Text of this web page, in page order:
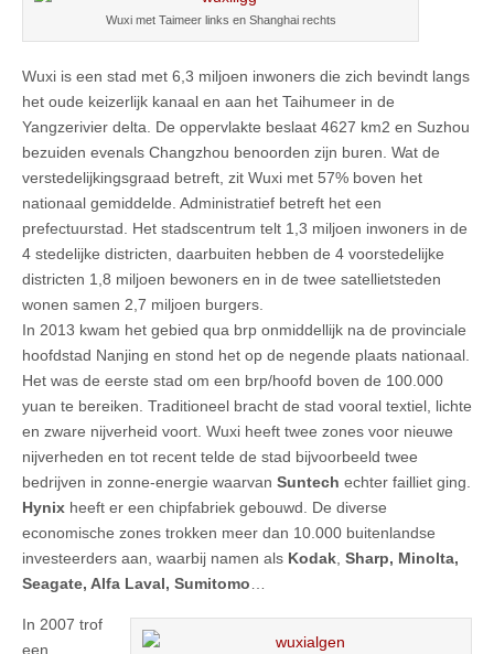
Wuxi met Taimeer links en Shanghai rechts
Wuxi is een stad met 6,3 miljoen inwoners die zich bevindt langs
het oude keizerlijk kanaal en aan het Taihumeer in de
Yangzerivier delta. De oppervlakte beslaat 4627 km2 en Suzhou
bezuiden evenals Changzhou benoorden zijn buren. Wat de
verstedelijkingsgraad betreft, zit Wuxi met 57% boven het
nationaal gemiddelde. Administratief betreft het een
prefectuurstad. Het stadscentrum telt 1,3 miljoen inwoners in de
4 stedelijke districten, daarbuiten hebben de 4 voorstedelijke
districten 1,8 miljoen bewoners en in de twee satellietsteden
wonen samen 2,7 miljoen burgers.
In 2013 kwam het gebied qua brp onmiddellijk na de provinciale
hoofdstad Nanjing en stond het op de negende plaats nationaal.
Het was de eerste stad om een brp/hoofd boven de 100.000
yuan te bereiken. Traditioneel bracht de stad vooral textiel, lichte
en zware nijverheid voort. Wuxi heeft twee zones voor nieuwe
nijverheden en tot recent telde de stad bijvoorbeeld twee
bedrijven in zonne-energie waarvan Suntech echter failliet ging.
Hynix heeft er een chipfabriek gebouwd. De diverse
economische zones trokken meer dan 10.000 buitenlandse
investeerders aan, waarbij namen als Kodak, Sharp, Minolta,
Seagate, Alfa Laval, Sumitomo…
In 2007 trof
een